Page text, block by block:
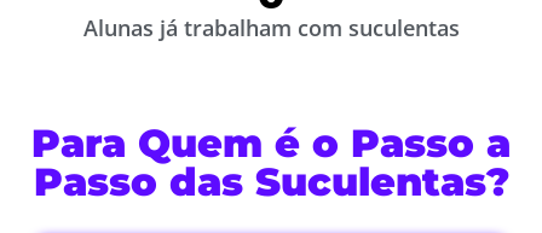
Alunas já trabalham com suculentas
Para Quem é o Passo a
Passo das Suculentas?